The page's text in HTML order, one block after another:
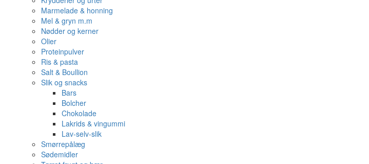
Marmelade & honning
Mel & gryn m.m
Nødder og kerner
Olier
Proteinpulver
Ris & pasta
Salt & Boullion
Slik og snacks
Bars
Bolcher
Chokolade
Lakrids & vingummi
Lav-selv-slik
Smørrepålæg
Sødemidler